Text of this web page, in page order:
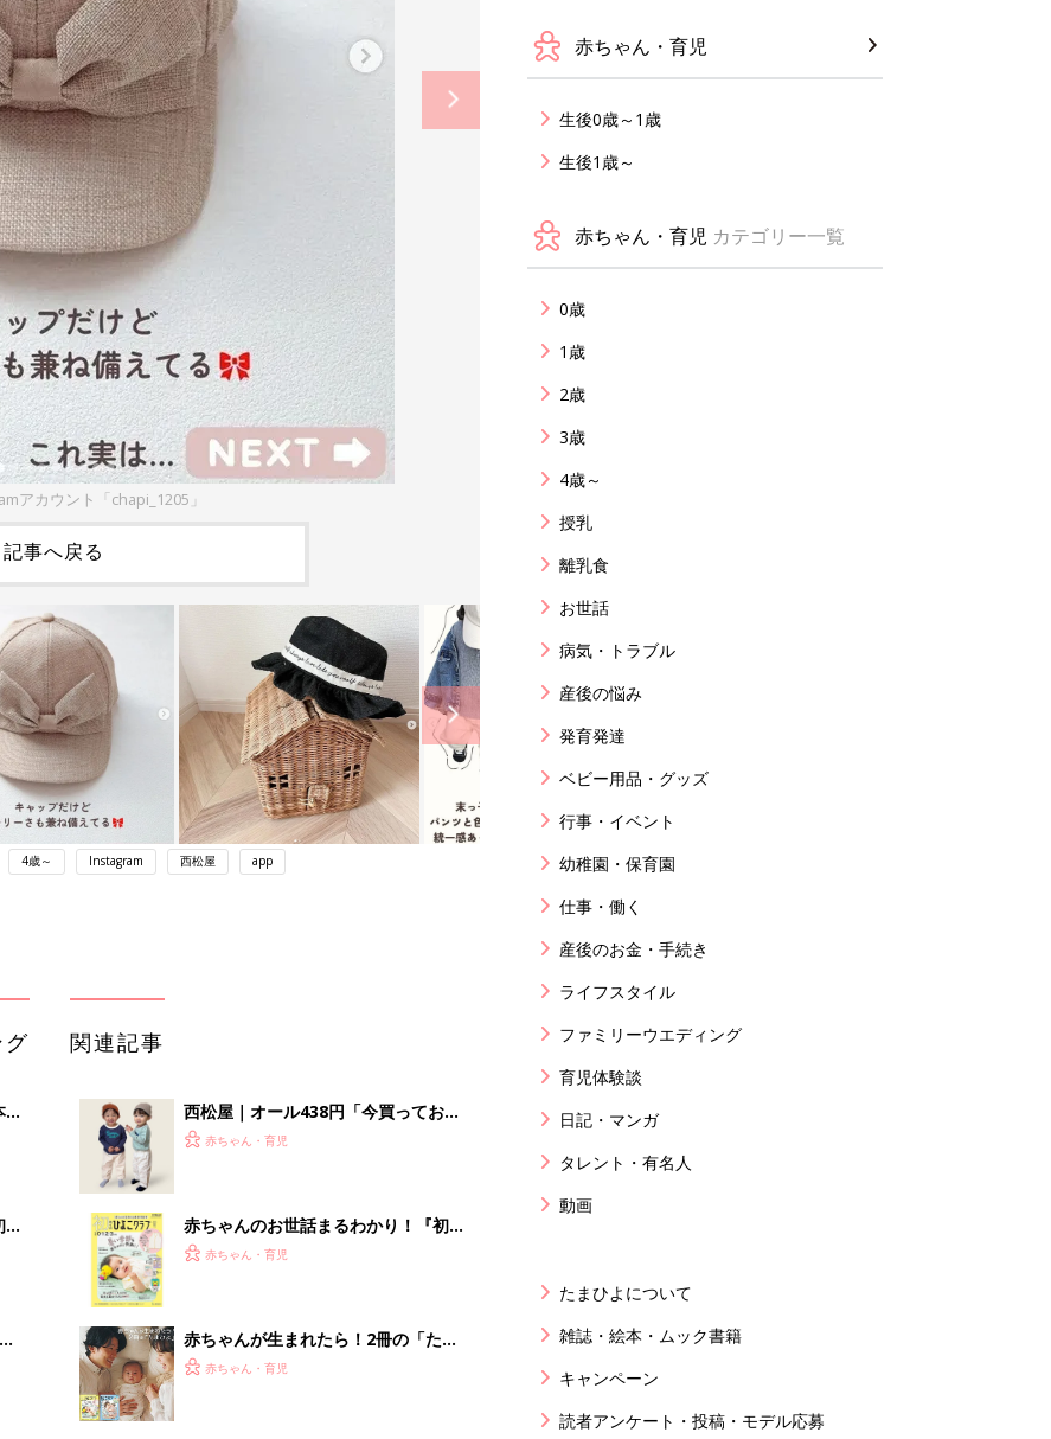
アカウント「chapi_1205」
記事へ戻る
4歳～ Instagram 西松屋 app
関連記事
西松屋｜オール438円「今買っておく
べき！」「保育園着にも◎」元子ども
赤ちゃん・育児
赤ちゃんのお世話まるわかり！『初め
てのひよこクラブ 夏号』〈巻頭大特
赤ちゃん・育児
赤ちゃんが生まれたら！2冊の「たま
ひよ」
赤ちゃん・育児
赤ちゃん・育児
生後0歳～1歳
生後1歳～
赤ちゃん・育児 カテゴリー一覧
0歳
1歳
2歳
3歳
4歳～
授乳
離乳食
お世話
病気・トラブル
産後の悩み
発育発達
ベビー用品・グッズ
行事・イベント
幼稚園・保育園
仕事・働く
産後のお金・手続き
ライフスタイル
ファミリーウエディング
育児体験談
日記・マンガ
タレント・有名人
動画
たまひよについて
雑誌・絵本・ムック書籍
キャンペーン
読者アンケート・投稿・モデル応募